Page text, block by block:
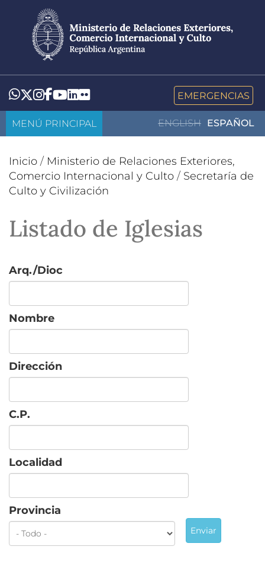
contenido
principal
Whatsapp
Twitter
Instagram
Facebook
YouTube
LinkedIn
Flickr EMERGENCIAS
ENGLISH ESPAÑOL
MENÚ PRINCIPAL
Inicio / Ministerio de Relaciones Exteriores,
Comercio Internacional y Culto / Secretaría de
Culto y Civilización
Listado de Iglesias
Arq./Dioc
Nombre
Dirección
C.P.
Localidad
Provincia
Enviar